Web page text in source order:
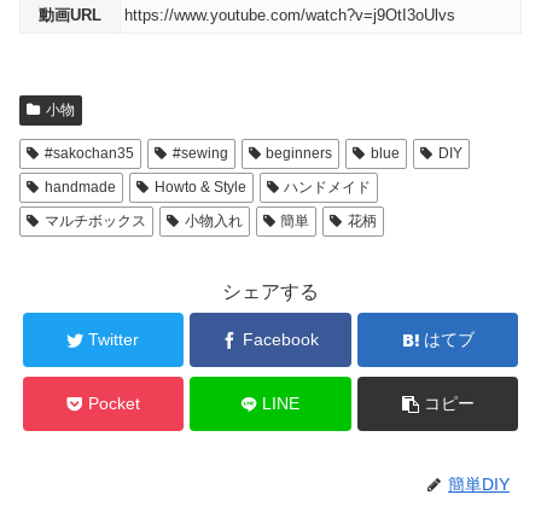
動画URL https://www.youtube.com/watch?v=j9OtI3oUlvs
小物
#sakochan35 #sewing beginners blue
DIY
handmade
Howto & Style
ハンドメイド
マルチボックス
小物入れ 簡単 花柄
シェアする
Twitter Facebook はてブ
Pocket LINE コピー
簡単DIY